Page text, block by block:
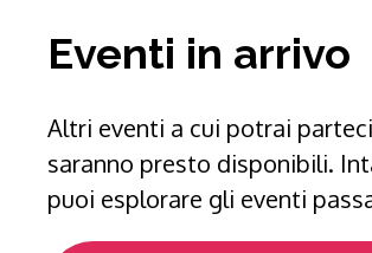
Eventi in arrivo
Altri eventi a cui potrai
saranno presto disponibili.
puoi esplorare gli eventi